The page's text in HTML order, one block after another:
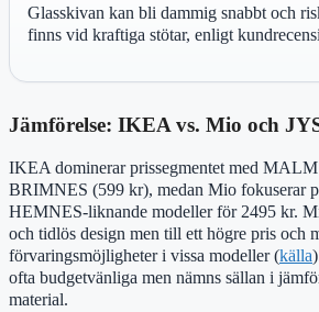
Glasskivan kan bli dammig snabbt och
finns vid kraftiga stötar, enligt
Jämförelse: IKEA vs. Mio och
IKEA dominerar prissegmentet med
BRIMNES (599 kr), medan Mio fokuserar
HEMNES-liknande modeller för 2495 kr.
och tidlös design men till ett högre pris och
förvaringsmöjligheter i vissa modeller (källa
ofta budgetvänliga men nämns sällan i
material.